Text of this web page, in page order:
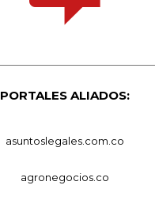
PORTALES ALIADOS:
asuntoslegales.com.co
agronegocios.co